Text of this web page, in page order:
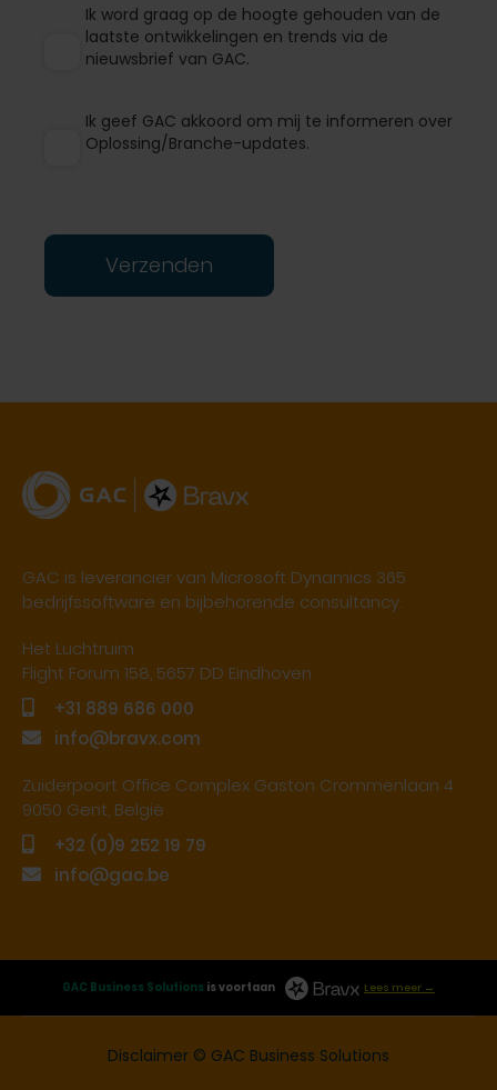
Ik word graag op de hoogte gehouden van de
laatste ontwikkelingen en trends via de
nieuwsbrief van GAC.
Ik geef GAC akkoord om mij te informeren over
Oplossing/Branche-updates.
Verzenden
GAC is leverancier van Microsoft Dynamics 365
bedrijfssoftware en bijbehorende consultancy.
Het Luchtruim
Flight Forum 158, 5657 DD Eindhoven
+31 889 686 000
info@bravx.com
Zuiderpoort Office Complex Gaston Crommenlaan 4
9050 Gent, België
+32 (0)9 252 19 79
info@gac.be
GAC Business Solutions is voortaan Lees meer →
Disclaimer © GAC Business Solutions